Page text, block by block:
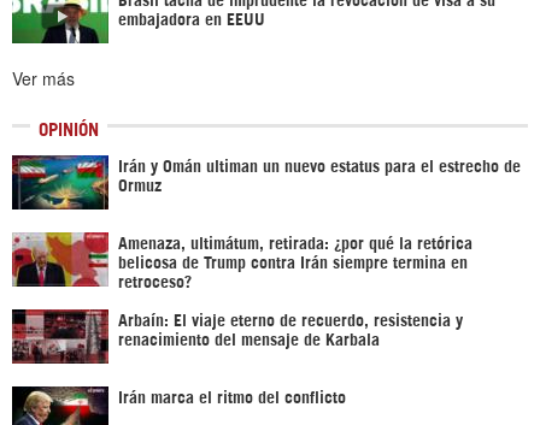
embajadora en EEUU
Ver más
OPINIÓN
Irán y Omán ultiman un nuevo estatus para el estrecho de
Ormuz
Amenaza, ultimátum, retirada: ¿por qué la retórica
belicosa de Trump contra Irán siempre termina en
retroceso?
Arbaín: El viaje eterno de recuerdo, resistencia y
renacimiento del mensaje de Karbala
Irán marca el ritmo del conflicto